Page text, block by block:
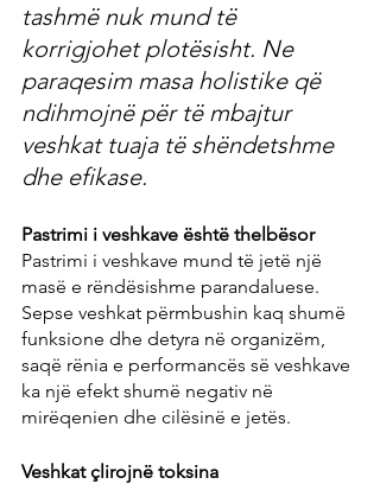
tashmë nuk mund të
korrigjohet plotësisht. Ne
paraqesim masa holistike që
ndihmojnë për të mbajtur
veshkat tuaja të shëndetshme
dhe efikase.
Pastrimi i veshkave është thelbësor
Pastrimi i veshkave mund të jetë një
masë e rëndësishme parandaluese.
Sepse veshkat përmbushin kaq shumë
funksione dhe detyra në organizëm,
saqë rënia e performancës së veshkave
ka një efekt shumë negativ në
mirëqenien dhe cilësinë e jetës.
Veshkat çlirojnë toksina